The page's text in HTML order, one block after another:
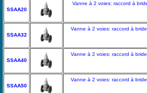
SSAA20
Vanne à 2 voies: raccord à
SSAA32
Vanne à 2 voies: raccord à
SSAA40
Vanne à 2 voies: raccord à
SSAA50
Vanne à 2 voies: raccord à